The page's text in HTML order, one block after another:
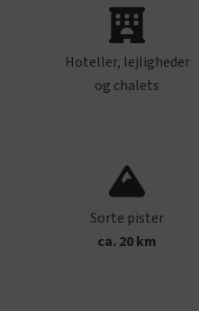
Hoteller, lejligheder
og chalets
Sorte pister
ca. 20 km